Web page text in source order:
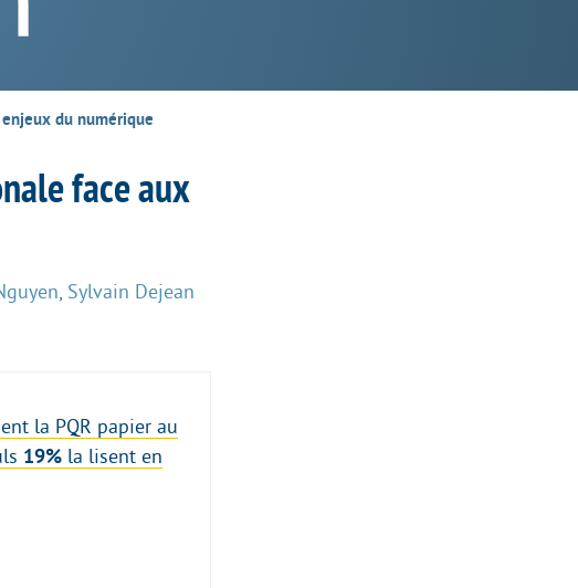
du numérique
face aux
Sylvain Dejean
la PQR papier au
19% la lisent en